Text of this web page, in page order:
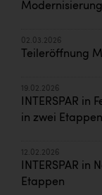
02.03.2026
Teileröffnung
19.02.2026
INTERSPAR
in zwei Etappen
12.02.2026
INTERSPAR
Etappen